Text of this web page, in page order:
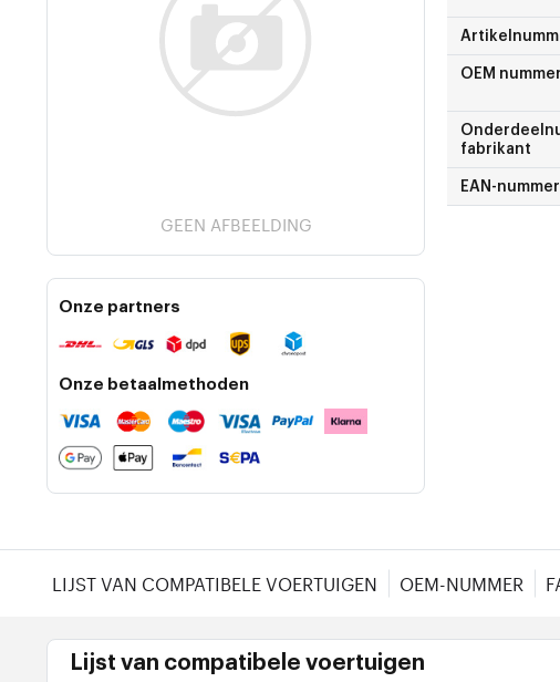
GEEN AFBEELDING
Onze partners
Onze betaalmethoden
OEM nummer
fabrikant
EAN-nummer
LIJST VAN COMPATIBELE VOERTUIGEN OEM-NUMMER
Lijst van compatibele voertuigen